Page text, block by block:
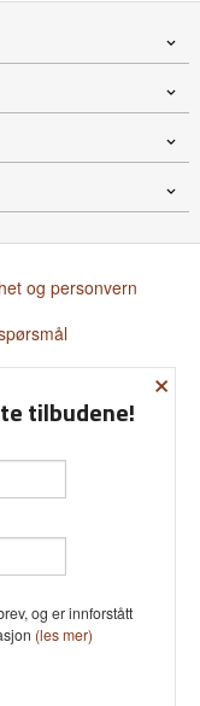
og personvern
slik at
å lagre
hva du
×
tilbudene!
og er innforstått
(les mer)